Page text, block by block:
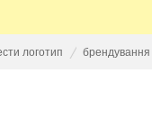
логотип брендування